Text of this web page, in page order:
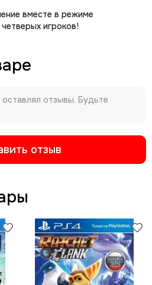
вместе в режиме
игроков!
отзывы. Будьте
отзыв